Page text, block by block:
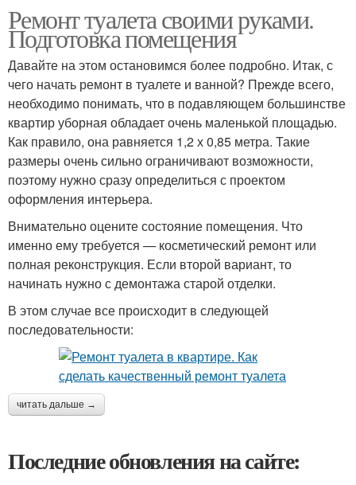
Ремонт туалета своими руками.
Подготовка помещения
Давайте на этом остановимся более подробно. Итак, с
чего начать ремонт в туалете и ванной? Прежде всего,
необходимо понимать, что в подавляющем большинстве
квартир уборная обладает очень маленькой площадью.
Как правило, она равняется 1,2 х 0,85 метра. Такие
размеры очень сильно ограничивают возможности,
поэтому нужно сразу определиться с проектом
оформления интерьера.
Внимательно оцените состояние помещения. Что
именно ему требуется — косметический ремонт или
полная реконструкция. Если второй вариант, то
начинать нужно с демонтажа старой отделки.
В этом случае все происходит в следующей
последовательности:
читать дальше →
Последние обновления на сайте: